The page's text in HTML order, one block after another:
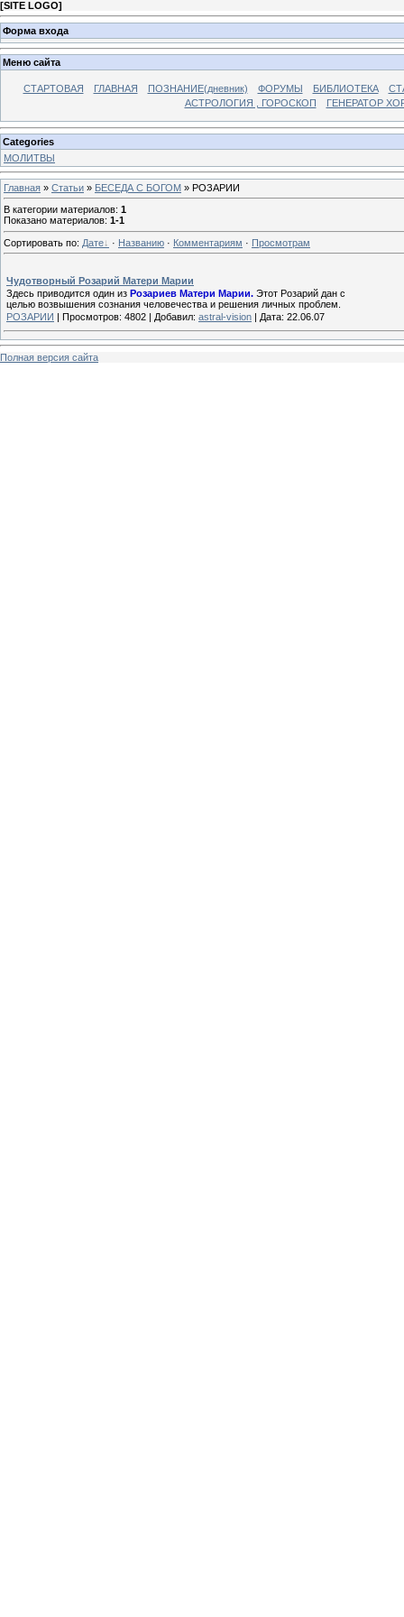
[SITE LOGO]
Форма входа
Меню сайта
СТАРТОВАЯ ГЛАВНАЯ ПОЗНАНИЕ(дневник) ФОРУМЫ БИБЛИОТЕКА
АСТРОЛОГИЯ , ГОРОСКОП
ГЕНЕРАТОР
Categories
МОЛИТВЫ
Главная » Статьи » БЕСЕДА С БОГОМ » РОЗАРИИ
В категории материалов: 1
Показано материалов: 1-1
Сортировать по: Дате · Названию · Комментариям · Просмотрам
Чудотворный Розарий Матери Марии
Здесь приводится один из Розариев Матери Марии. Этот Розарий дан с
целью возвышения сознания человечества и решения личных проблем.
РОЗАРИИ
Просмотров: 4802 Добавил: astral-vision Дата: 22.06.07
Полная версия сайта